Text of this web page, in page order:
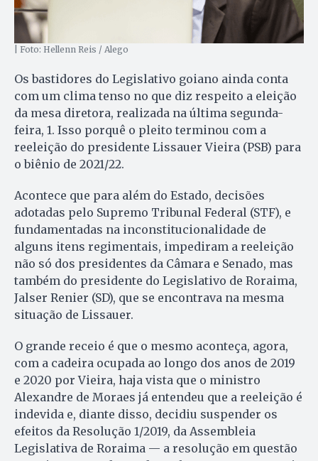
| Foto: Hellenn Reis / Alego
Os bastidores do Legislativo goiano ainda conta
com um clima tenso no que diz respeito a eleição
da mesa diretora, realizada na última segunda-
feira, 1. Isso porquê o pleito terminou com a
reeleição do presidente Lissauer Vieira (PSB) para
o biênio de 2021/22.
Acontece que para além do Estado, decisões
adotadas pelo Supremo Tribunal Federal (STF), e
fundamentadas na inconstitucionalidade de
alguns itens regimentais, impediram a reeleição
não só dos presidentes da Câmara e Senado, mas
também do presidente do Legislativo de Roraima,
Jalser Renier (SD), que se encontrava na mesma
situação de Lissauer.
O grande receio é que o mesmo aconteça, agora,
com a cadeira ocupada ao longo dos anos de 2019
e 2020 por Vieira, haja vista que o ministro
Alexandre de Moraes já entendeu que a reeleição é
indevida e, diante disso, decidiu suspender os
efeitos da Resolução 1/2019, da Assembleia
Legislativa de Roraima — a resolução em questão